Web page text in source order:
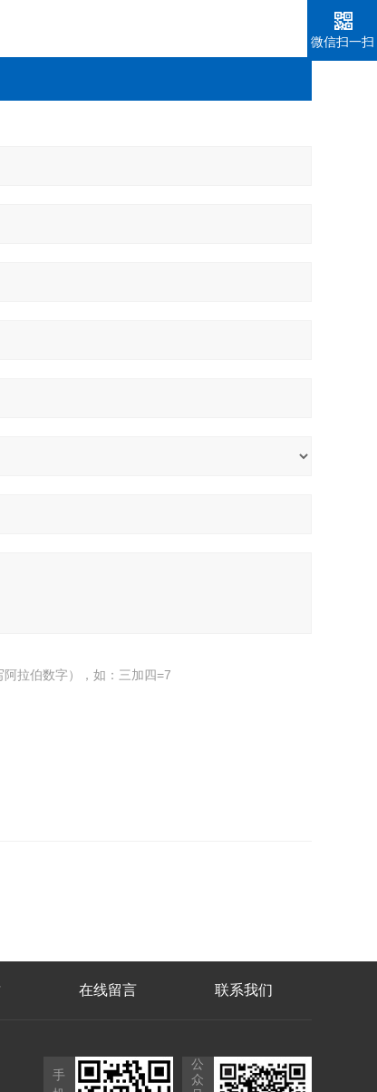
拉伯数字），如：三加四=7
在线留言 联系我们
手
公
众
微信扫一扫